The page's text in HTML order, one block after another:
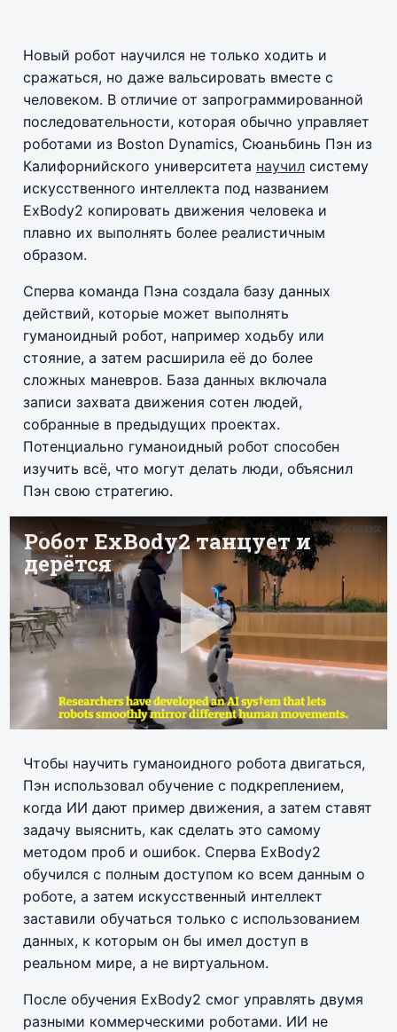
Новый робот научился не только ходить и
сражаться, но даже вальсировать вместе с
человеком. В отличие от запрограммированной
последовательности, которая обычно управляет
роботами из Boston Dynamics, Сюаньбинь Пэн из
Калифорнийского университета научил систему
искусственного интеллекта под названием
ExBody2 копировать движения человека и
плавно их выполнять более реалистичным
образом.
Сперва команда Пэна создала базу данных
действий, которые может выполнять
гуманоидный робот, например ходьбу или
стояние, а затем расширила её до более
сложных маневров. База данных включала
записи захвата движения сотен людей,
собранные в предыдущих проектах.
Потенциально гуманоидный робот способен
изучить всё, что могут делать люди, объяснил
Пэн свою стратегию.
Чтобы научить гуманоидного робота двигаться,
Пэн использовал обучение с подкреплением,
когда ИИ дают пример движения, а затем ставят
задачу выяснить, как сделать это самому
методом проб и ошибок. Сперва ExBody2
обучился с полным доступом ко всем данным о
роботе, а затем искусственный интеллект
заставили обучаться только с использованием
данных, к которым он бы имел доступ в
реальном мире, а не виртуальном.
После обучения ExBody2 смог управлять двумя
разными коммерческими роботами. ИИ не